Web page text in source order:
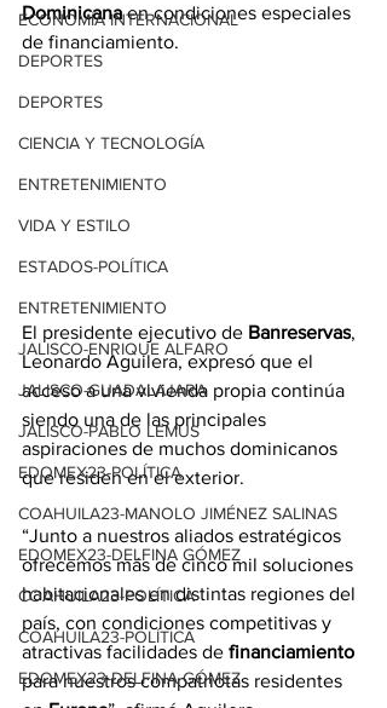
ECONOMÍA INTERNACIONAL
DEPORTES
DEPORTES
CIENCIA Y TECNOLOGÍA
ENTRETENIMIENTO
VIDA Y ESTILO
ESTADOS-POLÍTICA
ENTRETENIMIENTO
JALISCO-ENRIQUE ALFARO
JALISCO-GUADALAJARA
JALISCO-PABLO LEMUS
EDOMEX23-POLÍTICA
COAHUILA23-MANOLO JIMÉNEZ SALINAS
EDOMEX23-DELFINA GÓMEZ
COAHUILA23-POLÍTICA
COAHUILA23-POLÍTICA
EDOMEX23-DELFINA GÓMEZ
Dominicana en condiciones especiales
de financiamiento.
El presidente ejecutivo de Banreservas,
Leonardo Aguilera, expresó que el
acceso a una vivienda propia continúa
siendo una de las principales
aspiraciones de muchos dominicanos
que residen en el exterior.
“Junto a nuestros aliados estratégicos
ofrecemos más de cinco mil soluciones
habitacionales en distintas regiones del
país, con condiciones competitivas y
atractivas facilidades de financiamiento
para nuestros compatriotas residentes